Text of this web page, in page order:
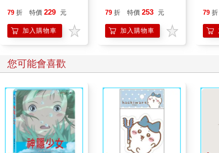
79 折 特價 229 元
加入購物車
79 折 特價 253 元
加入購物車
79 折
您可能會喜歡